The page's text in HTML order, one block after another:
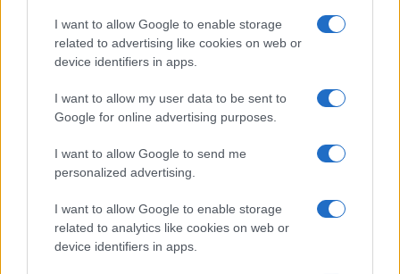
I want to allow Google to enable storage
related to advertising like cookies on web or
device identifiers in apps.
I want to allow my user data to be sent to
Google for online advertising purposes.
I want to allow Google to send me
personalized advertising.
I want to allow Google to enable storage
related to analytics like cookies on web or
device identifiers in apps.
SALUD Y BIENESTAR
Cómo el orden en casa reduce el estrés y